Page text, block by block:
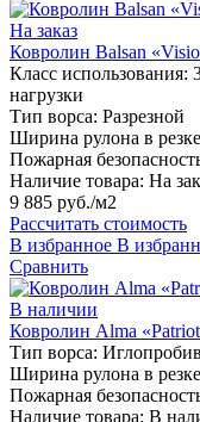
На заказ
Ковролин Balsan
Класс использования:
нагрузки
Тип ворса: Разрезной
Ширина рулона в
Пожарная
Наличие товара: На
9 885 руб./м2
Рассчитать стоимость
В избранное В
Сравнить
В наличии
Ковролин Alma
Тип ворса:
Ширина рулона в
Пожарная
Наличие товара: В